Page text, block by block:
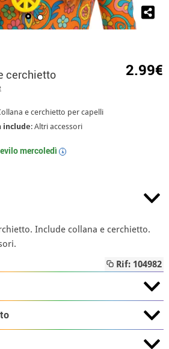
cerchietto 2.99€
e cerchietto per capelli
include: Altri accessori
mercoledì i
Include collana e cerchietto.
Rif: 104982